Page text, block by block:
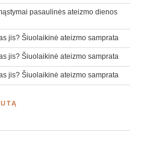
pasaulinės ateizmo dienos
jis? Šiuolaikinė ateizmo samprata
jis? Šiuolaikinė ateizmo samprata
jis? Šiuolaikinė ateizmo samprata